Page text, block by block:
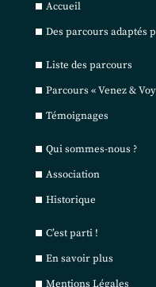
Accueil
Des parcours adaptés
Liste des parcours
Parcours « Venez &
Témoignages
Qui sommes-nous ?
Association
Historique
C’est parti !
En savoir plus
Mentions Légales